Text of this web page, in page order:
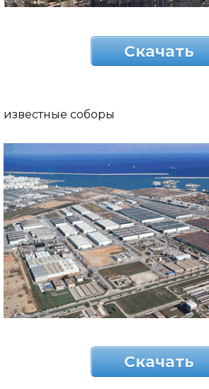
Скачать
известные соборы
Скачать